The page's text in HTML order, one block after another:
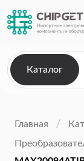
Каталог
Главная